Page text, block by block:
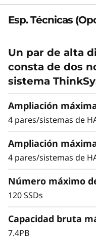
t
m
D
G
7
2
0
0
Reduzca los
modernícelo con
almacenamiento
más del doble
almacenamiento
un rendimiento
uso general o la
Esp. Técnicas
Un par de alta
consta de dos
sistema
Ampliación
4 pares/sistemas de
Ampliación
4 pares/sistemas de
Número máximo
120 SSDs
Capacidad bruta
7.4PB